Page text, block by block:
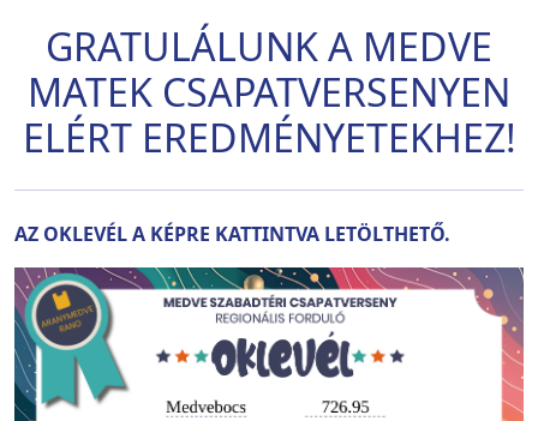
GRATULÁLUNK A MEDVE
MATEK CSAPATVERSENYEN
ELÉRT EREDMÉNYETEKHEZ!
AZ OKLEVÉL A KÉPRE KATTINTVA LETÖLTHETŐ.